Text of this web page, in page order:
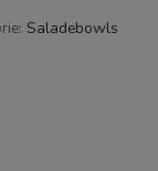
Saladebowls